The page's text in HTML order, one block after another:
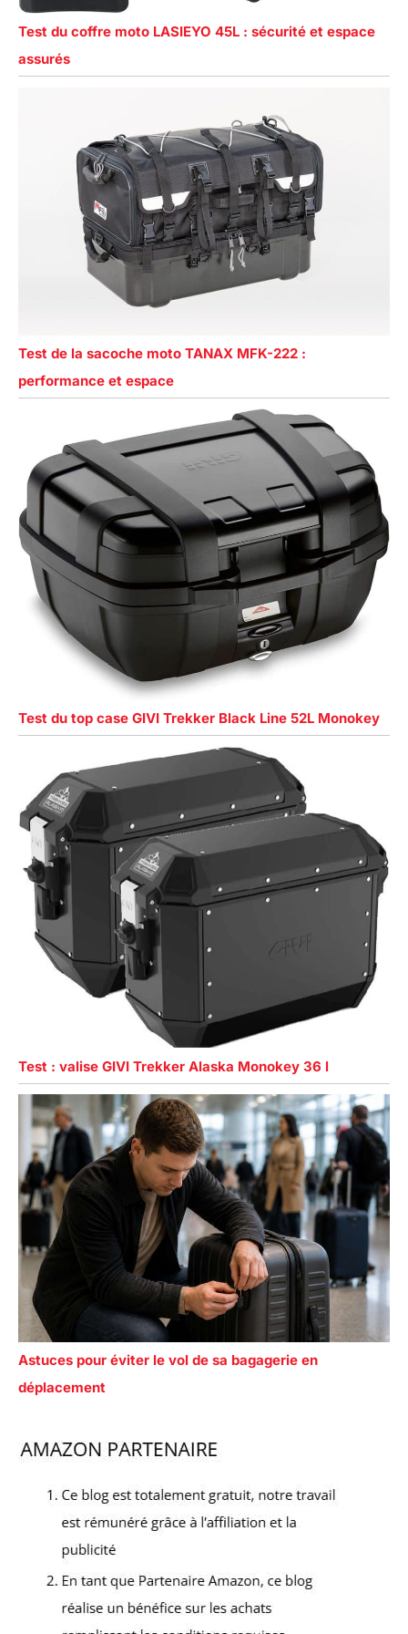
Test du coffre moto LASIEYO 45L : sécurité et espace
assurés
Test de la sacoche moto TANAX MFK-222 :
performance et espace
Test du top case GIVI Trekker Black Line 52L Monokey
Test : valise GIVI Trekker Alaska Monokey 36 l
Astuces pour éviter le vol de sa bagagerie en
déplacement